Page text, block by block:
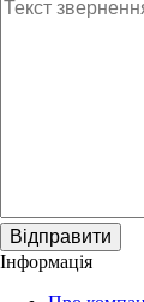
Відправити
Інформація